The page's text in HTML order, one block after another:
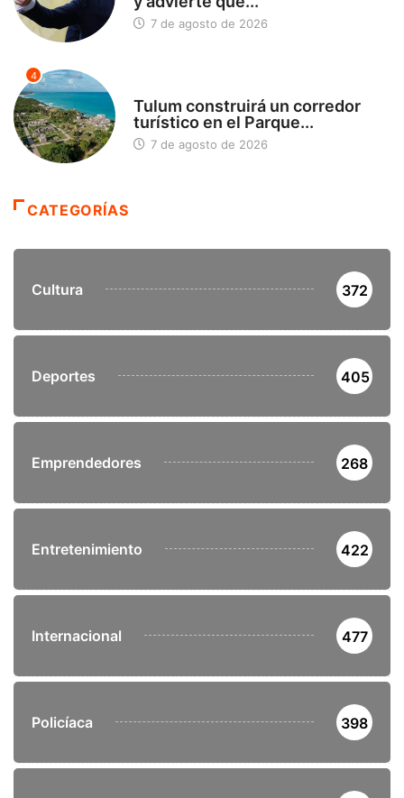
7 de agosto de 2026
4
Tulum construirá un corredor
turístico en el Parque...
7 de agosto de 2026
CATEGORÍAS
Cultura 372
Deportes 405
Emprendedores 268
Entretenimiento 422
Internacional 477
Policíaca 398